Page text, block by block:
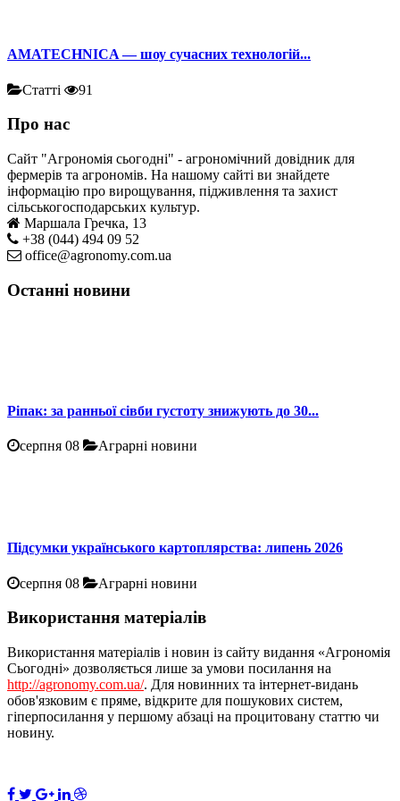
AMATECHNICA — шоу сучасних технологій...
Статті 91
Про нас
Сайт "Агрономія сьогодні" - агрономічний довідник для
фермерів та агрономів. На нашому сайті ви знайдете
інформацію про вирощування, підживлення та захист
сільськогосподарських культур.
Маршала Гречка, 13
+38 (044) 494 09 52
office@agronomy.com.ua
Останні новини
Ріпак: за ранньої сівби густоту знижують до 30...
серпня 08 Аграрні новини
Підсумки українського картоплярства: липень 2026
серпня 08 Аграрні новини
Використання матеріалів
Використання матеріалів і новин із сайту видання «Агрономія
Сьогодні» дозволяється лише за умови посилання на
http://agronomy.com.ua/. Для новинних та інтернет-видань
обов'язковим є пряме, відкрите для пошукових систем,
гіперпосилання у першому абзаці на процитовану статтю чи
новину.